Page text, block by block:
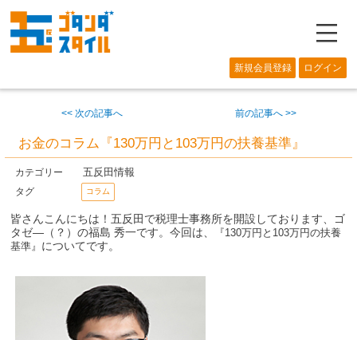
―
新規会員登録 ログイン
<< 次の記事へ 前の記事へ >>
お金のコラム『130万円と103万円の扶養基準』
カテゴリー 五反田情報
タグ コラム
皆さんこんにちは！五反田で税理士事務所を開設しております、ゴ
タゼ―（？）の福島 秀一です。今回は、
『130万円と103万円の扶養
基準』 についてです。